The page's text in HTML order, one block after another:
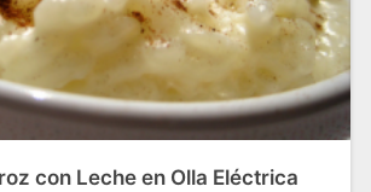
con Leche en Olla Eléctrica